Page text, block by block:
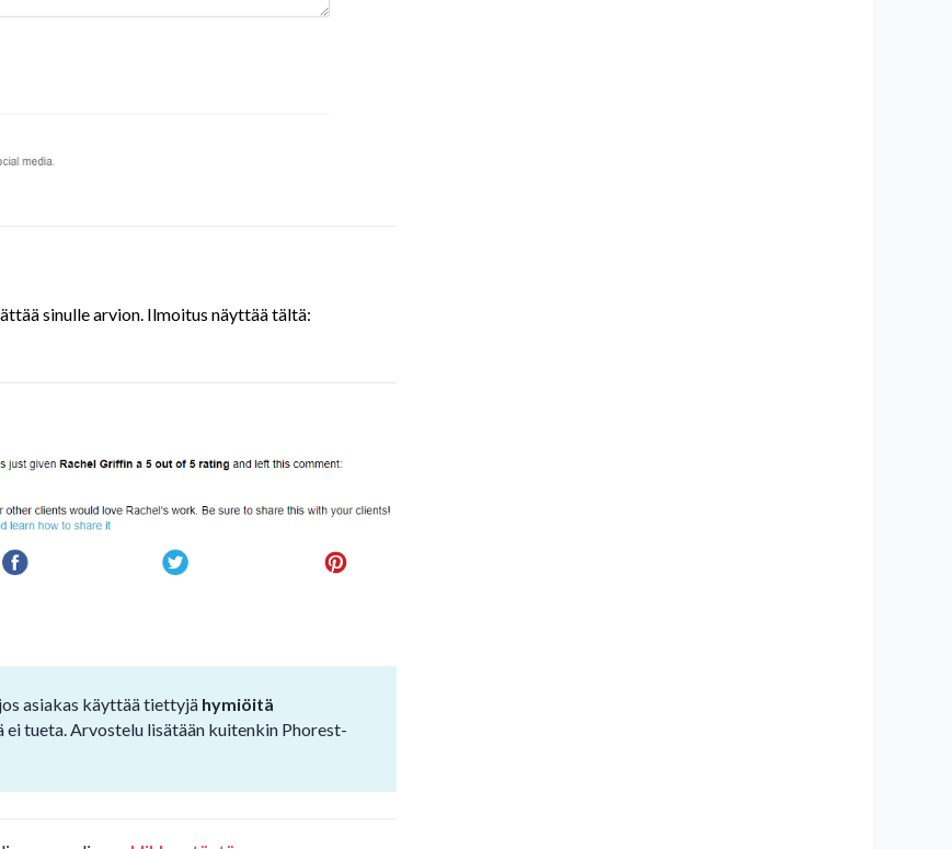
sinulle arvion. Ilmoitus näyttää tältä:
asiakas käyttää tiettyjä hymiöitä
tueta. Arvostelu lisätään kuitenkin Phorest-